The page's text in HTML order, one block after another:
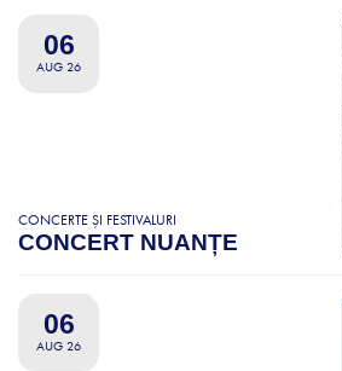
06
AUG 26
CONCERTE ȘI FESTIVALURI
CONCERT NUANȚE
06
AUG 26